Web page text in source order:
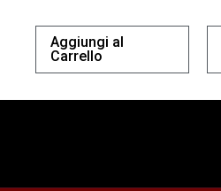
Aggiungi al
Carrello